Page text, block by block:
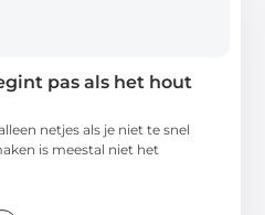
pas als het hout
netjes als je niet te snel
is meestal niet het